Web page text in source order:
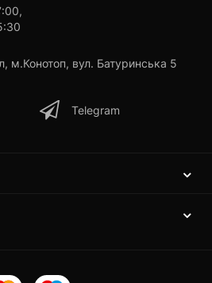
м.Конотоп, вул. Батуринська 5
Telegram